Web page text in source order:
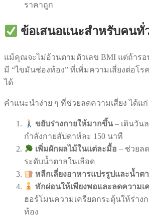
ราคาถูก
ข้อเสนอแนะสำหรับคนทั่
แม้คุณจะไม่อ้วนตามตัวเลข BMI แต่ถ้ารอ
มี “ไขมันช่องท้อง” ที่เพิ่มความเสี่ยงต่อโร
ได้
คำแนะนำง่าย ๆ ที่ช่วยลดความเสี่ยง ได้แก่
ขยับร่างกายให้มากขึ้น – เดินวัน
กำลังกายสัปดาห์ละ 150 นาที
เพิ่มผักผลไม้ในแต่ละมื้อ – ช่วยล
ระดับน้ำตาลในเลือด
หลีกเลี่ยงอาหารแปรรูปและน้ำต
พักผ่อนให้เพียงพอและลดความเ
ฮอร์โมนความเครียดกระตุ้นให้ร่าง
ท้อง